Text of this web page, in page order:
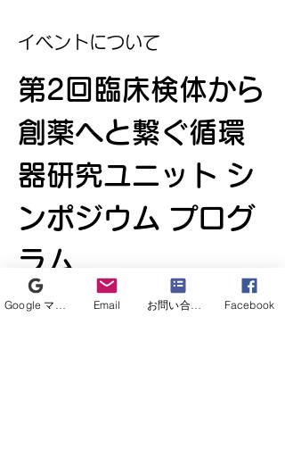
イベントについて
第2回臨床検体から
創薬へと繋ぐ循環
器研究ユニット シ
ンポジウム プログ
ラム
2025年3月7日（金曜
Email お問い合わせフォーム Facebook